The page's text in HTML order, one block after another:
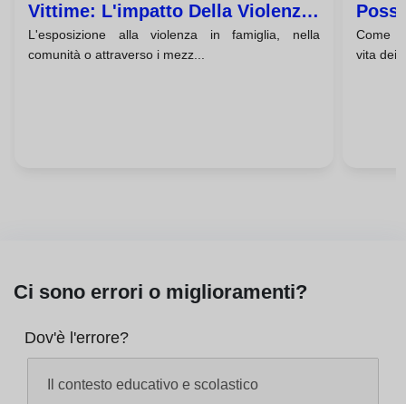
Vittime: L'impatto Della Violenza
Sul Cervello Infantile
L'esposizione alla violenza in famiglia, nella
comunità o attraverso i mezz...
Come
vita dei
Ci sono errori o miglioramenti?
Dov'è l'errore?